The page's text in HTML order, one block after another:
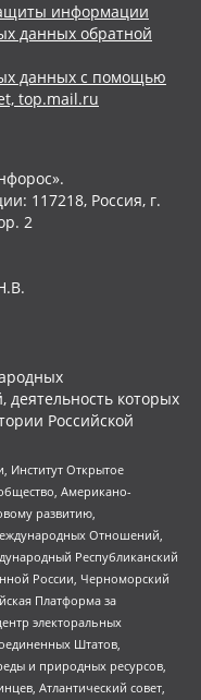
информации
данных обратной
данных с помощью
top.mail.ru
117218, Россия, г.
2
деятельность которых
Российской
Институт Открытое
Американо-
развитию,
Отношений,
Республиканский
России, Черноморский
Платформа за
электоральных
Штатов,
и природных ресурсов,
Атлантический совет,